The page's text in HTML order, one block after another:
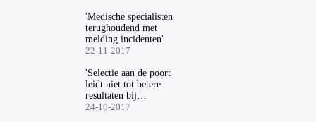
'Medische specialisten
terughoudend met
melding incidenten'
22-11-2017
'Selectie aan de poort
leidt niet tot betere
resultaten bij
studenten'
24-10-2017